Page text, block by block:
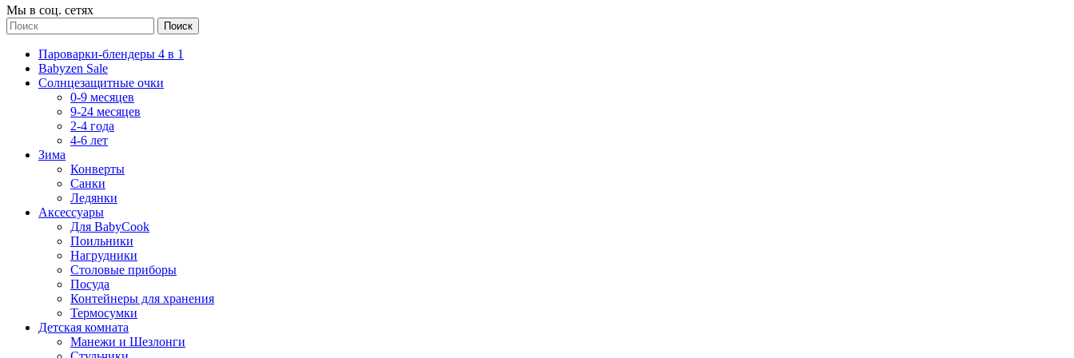
Мы в соц. сетях
Поиск
Пароварки-блендеры 4 в 1
Babyzen Sale
Солнцезащитные очки
0-9 месяцев
9-24 месяцев
2-4 года
4-6 лет
Зима
Конверты
Санки
Ледянки
Аксессуары
Для BabyCook
Поильники
Нагрудники
Столовые приборы
Посуда
Контейнеры для хранения
Термосумки
Детская комната
Манежи и Шезлонги